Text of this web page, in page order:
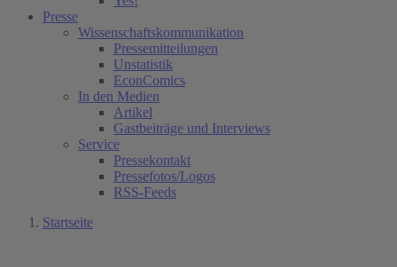
Presse
Wissenschaftskommunikation
Pressemitteilungen
Unstatistik
EconComics
In den Medien
Artikel
Gastbeiträge und Interviews
Service
Pressekontakt
Pressefotos/Logos
RSS-Feeds
Startseite